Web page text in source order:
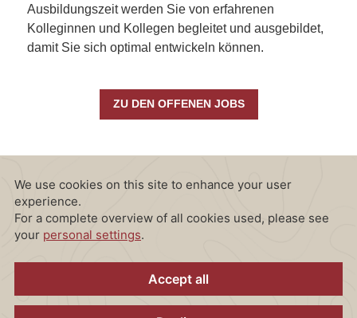
Ausbildungszeit werden Sie von erfahrenen
Kolleginnen und Kollegen begleitet und ausgebildet,
damit Sie sich optimal entwickeln können.
ZU DEN OFFENEN JOBS
ARCOTEL Wimberger
Das ARCOTEL Wimberger überzeugt durch ein
ansprechendes Design, das Gemütlichkeit und Stil
vereint. Unsere Gäste profitieren von zahlreichen
Annehmlichkeiten: